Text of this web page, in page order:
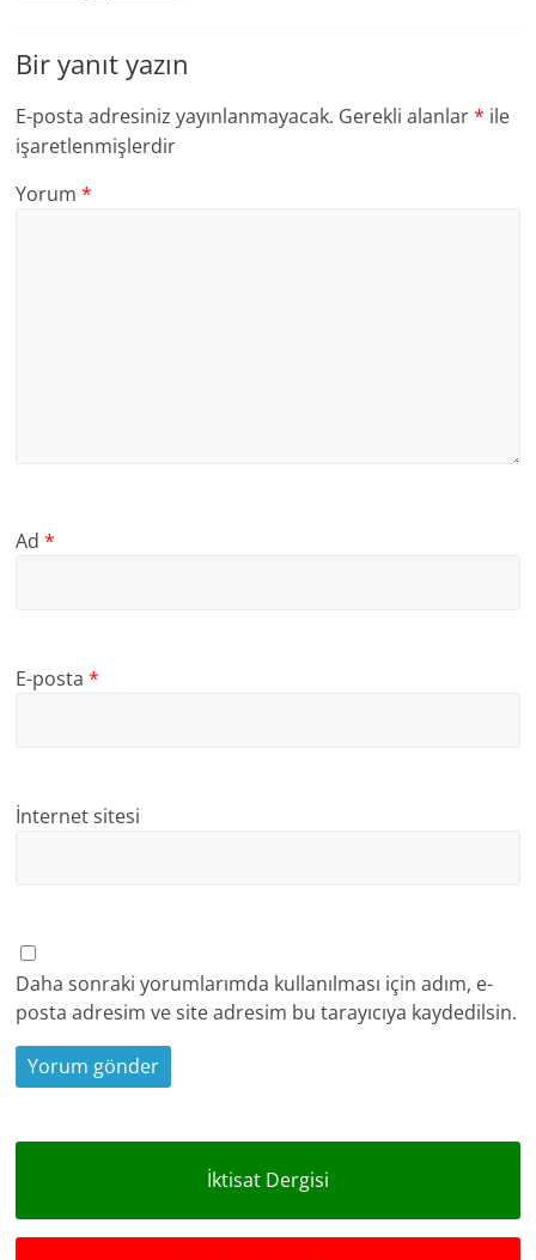
Bir yanıt yazın
E-posta adresiniz yayınlanmayacak. Gerekli alanlar* ile
işaretlenmişlerdir
Yorum*
Ad*
E-posta*
İnternet sitesi
Daha sonraki yorumlarımda kullanılması için adım, e-
posta adresim ve site adresim bu tarayıcıya kaydedilsin.
İktisat Dergisi